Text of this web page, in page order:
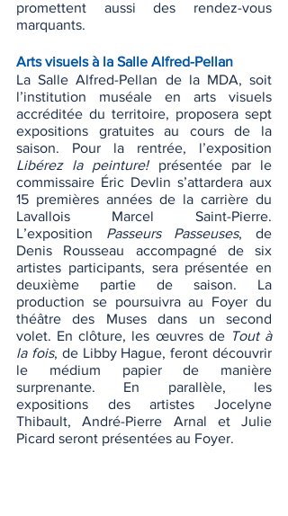
promettent aussi des rendez-vous
marquants.
Arts visuels à la Salle Alfred-Pellan
La Salle Alfred-Pellan de la MDA, soit
l’institution muséale en arts visuels
accréditée du territoire, proposera sept
expositions gratuites au cours de la
Libérez la peinture! présentée par le
commissaire Éric Devlin s’attardera aux
15 premières années de la carrière du
Lavallois Marcel Saint-Pierre.
L’exposition Passeurs Passeuses, de
Denis Rousseau accompagné de six
artistes participants, sera présentée en
deuxième partie de saison. La
production se poursuivra au Foyer du
théâtre des Muses dans un second
volet. En clôture, les œuvres de Tout à
la fois, de Libby Hague, feront découvrir
le médium papier de manière
surprenante. En parallèle, les
expositions des artistes Jocelyne
Thibault, André-Pierre Arnal et Julie
Picard seront présentées au Foyer.